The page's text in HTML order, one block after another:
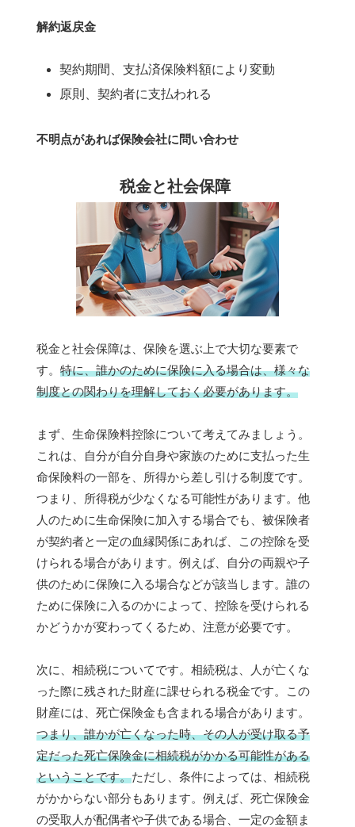
解約返戻金
契約期間、支払済保険料額により変動
原則、契約者に支払われる
不明点があれば保険会社に問い合わせ
税金と社会保障
税金と社会保障は、保険を選ぶ上で大切な要素で
す。 特に、誰かのために保険に入る場合は、様々な
制度との関わりを理解しておく必要があります。
まず、生命保険料控除について考えてみましょう。
これは、自分が自分自身や家族のために支払った生
命保険料の一部を、所得から差し引ける制度です。
つまり、所得税が少なくなる可能性があります。他
人のために生命保険に加入する場合でも、被保険者
が契約者と一定の血縁関係にあれば、この控除を受
けられる場合があります。例えば、自分の両親や子
供のために保険に入る場合などが該当します。誰の
ために保険に入るのかによって、控除を受けられる
かどうかが変わってくるため、注意が必要です。
次に、相続税についてです。相続税は、人が亡くな
った際に残された財産に課せられる税金です。この
財産には、死亡保険金も含まれる場合があります。
つまり、誰かが亡くなった時、その人が受け取る予
定だった死亡保険金に相続税がかかる可能性がある
ということです。ただし、条件によっては、相続税
がかからない部分もあります。例えば、死亡保険金
の受取人が配偶者や子供である場合、一定の金額ま